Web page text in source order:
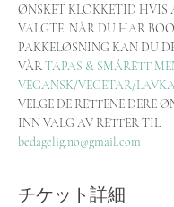
ØNSKET KLOKKETID HVIS
VALGTE. NÅR DU HAR
PAKKELØSNING KAN DU
VÅR TAPAS & SMÅRETT
VEGANSK/VEGETAR/
VELGE DE RETTENE DERE
INN VALG AV RETTER TIL
bedagelig.no@gmail.com
チケット詳細